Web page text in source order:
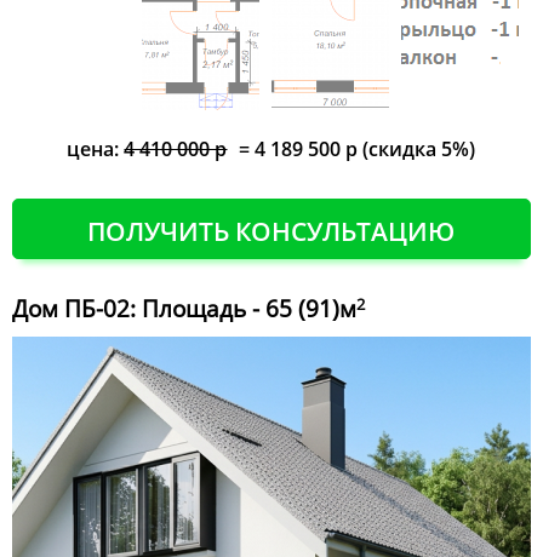
цена:4 410 000 р = 4 189 500 р (скидка 5%)
ПОЛУЧИТЬ КОНСУЛЬТАЦИЮ
Дом ПБ-02: Площадь - 65 (91)м2